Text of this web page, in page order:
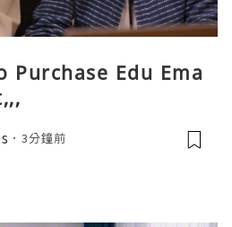
Purchase Edu Ema
3分鐘前